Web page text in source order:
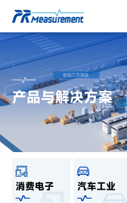
产品与解决方案
消费电子 汽车工业